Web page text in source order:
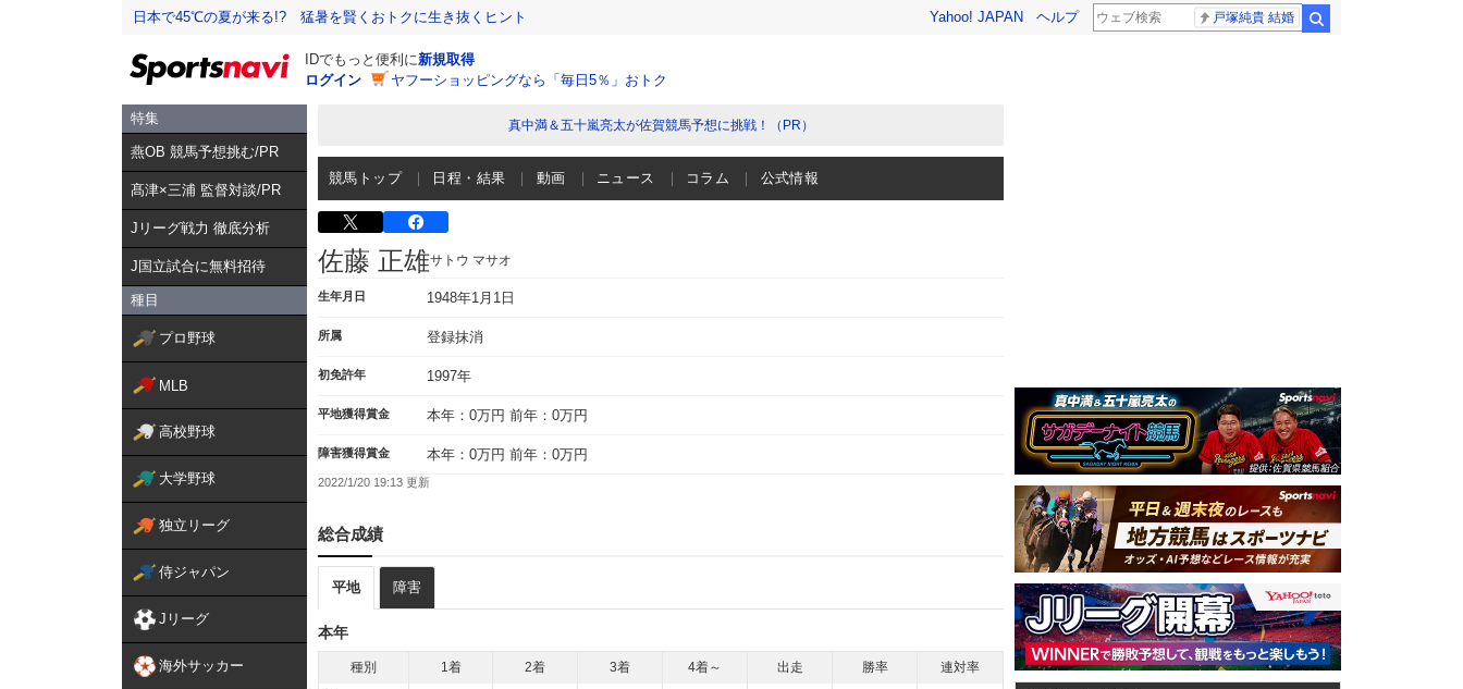
日本で45℃の夏が来る!? 猛暑を賢くおトクに生き抜くヒント Yahoo! JAPAN ヘルプ 戸塚純貴 結婚
IDでもっと便利に新規取得
ログイン
ヤフーショッピングなら「毎日5％」おトク
特集
燕OB 競馬予想挑む/PR
髙津×三浦 監督対談/PR
Jリーグ戦力 徹底分析
J国立試合に無料招待
種目
プロ野球
MLB
高校野球
大学野球
独立リーグ
侍ジャパン
Jリーグ
海外サッカー
真中満＆五十嵐亮太が佐賀競馬予想に挑戦！（PR）
競馬トップ 日程・結果 動画 ニュース コラム 公式情報
佐藤 正雄サトウ マサオ
生年月日 1948年1月1日
所属 登録抹消
初免許年 1997年
平地獲得賞金 本年：0万円 前年：0万円
障害獲得賞金 本年：0万円 前年：0万円
2022/1/20 19:13 更新
総合成績
平地 障害
本年
種別 1着 2着 3着 4着～ 出走 勝率 連対率